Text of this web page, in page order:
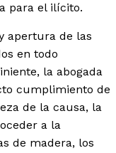
para el ilícito.
apertura de las
en todo
la abogada
cumplimiento de
de la causa, la
a la
de madera, los